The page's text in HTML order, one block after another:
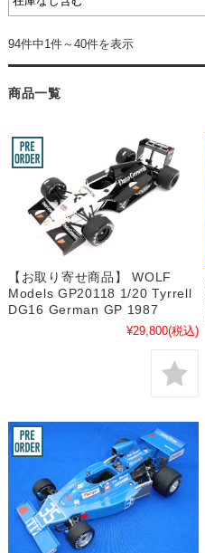
94件中1件～40件を表示
商品一覧
【お取り寄せ商品】 WOLF
Models GP20118 1/20 Tyrrell
DG16 German GP 1987
¥29,800(税込)